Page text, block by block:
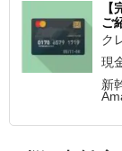
ご
ク
現
新